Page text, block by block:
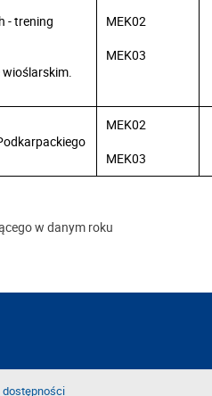
- trening
MEK02
MEK03
MEK02
MEK03
w danym roku
dostępności